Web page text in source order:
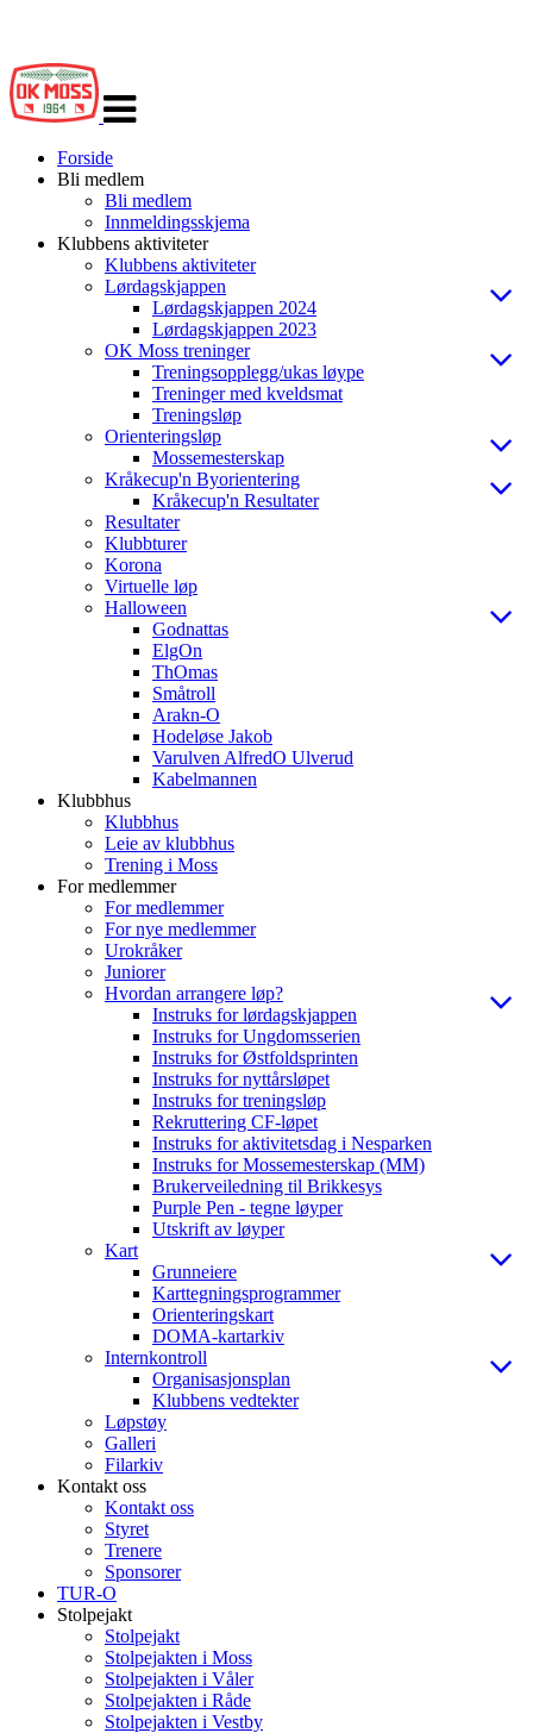
navigasjon
Forside
Bli medlem
Bli medlem
Innmeldingsskjema
Klubbens aktiviteter
Klubbens aktiviteter
Lørdagskjappen
Lørdagskjappen 2024
Lørdagskjappen 2023
OK Moss treninger
Treningsopplegg/ukas løype
Treninger med kveldsmat
Treningsløp
Orienteringsløp
Mossemesterskap
Kråkecup'n Byorientering
Kråkecup'n Resultater
Resultater
Klubbturer
Korona
Virtuelle løp
Halloween
Godnattas
ElgOn
ThOmas
Småtroll
Arakn-O
Hodeløse Jakob
Varulven AlfredO Ulverud
Kabelmannen
Klubbhus
Klubbhus
Leie av klubbhus
Trening i Moss
For medlemmer
For medlemmer
For nye medlemmer
Urokråker
Juniorer
Hvordan arrangere løp?
Instruks for lørdagskjappen
Instruks for Ungdomsserien
Instruks for Østfoldsprinten
Instruks for nyttårsløpet
Instruks for treningsløp
Rekruttering CF-løpet
Instruks for aktivitetsdag i Nesparken
Instruks for Mossemesterskap (MM)
Brukerveiledning til Brikkesys
Purple Pen - tegne løyper
Utskrift av løyper
Kart
Grunneiere
Karttegningsprogrammer
Orienteringskart
DOMA-kartarkiv
Internkontroll
Organisasjonsplan
Klubbens vedtekter
Løpstøy
Galleri
Filarkiv
Kontakt oss
Kontakt oss
Styret
Trenere
Sponsorer
TUR-O
Stolpejakt
Stolpejakt
Stolpejakten i Moss
Stolpejakten i Våler
Stolpejakten i Råde
Stolpejakten i Vestby